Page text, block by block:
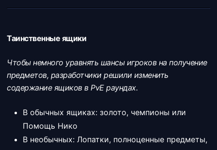
Таинственные ящики
Чтобы немного уравнять шансы игроков на получение
предметов, разработчики решили изменить
содержание ящиков в PvE раундах.
В обычных ящиках: золото, чемпионы или
Помощь Нико
В необычных: Лопатки, полноценные предметы,